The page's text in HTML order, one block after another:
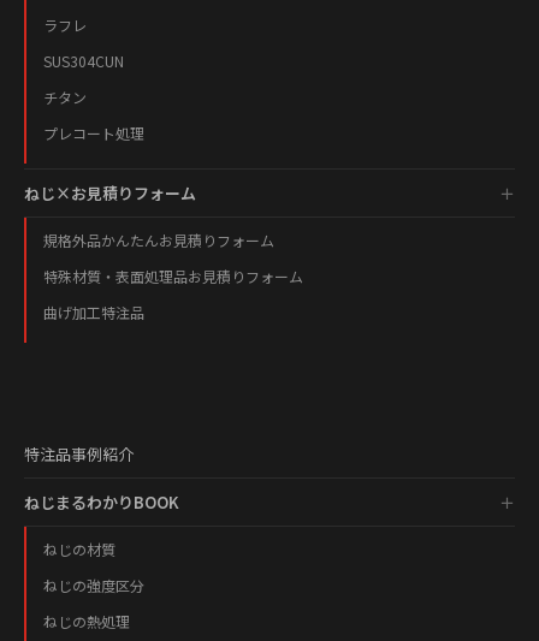
ラフレ
SUS304CUN
チタン
プレコート処理
ねじ×お見積りフォーム
規格外品かんたんお見積りフォーム
特殊材質・表面処理品お見積りフォーム
曲げ加工特注品
特注品事例紹介
ねじまるわかりBOOK
ねじの材質
ねじの強度区分
ねじの熱処理